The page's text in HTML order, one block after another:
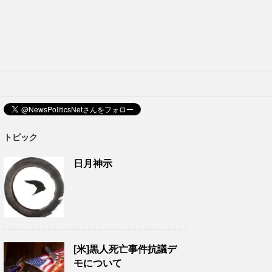
トピック
日月神示
[米]黒人死亡事件抗議デ
モについて